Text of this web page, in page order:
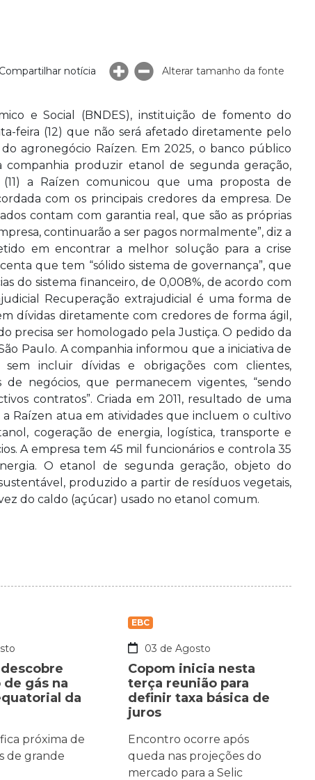
Compartilhar notícia Alterar tamanho da fonte
e Social (BNDES), instituição de fomento do
feira (12) que não será afetado diretamente pelo
agronegócio Raízen. Em 2025, o banco público
produzir etanol de segunda geração,
a Raízen comunicou que uma proposta de
com os principais credores da empresa. De
contam com garantia real, que são as próprias
continuarão a ser pagos normalmente”, diz a
em encontrar a melhor solução para a crise
que tem “sólido sistema de governança”, que
do sistema financeiro, de 0,008%, de acordo com
Recuperação extrajudicial é uma forma de
dívidas diretamente com credores de forma ágil,
precisa ser homologado pela Justiça. O pedido da
Paulo. A companhia informou que a iniciativa de
incluir dívidas e obrigações com clientes,
negócios, que permanecem vigentes, “sendo
contratos”. Criada em 2011, resultado de uma
Raízen atua em atividades que incluem o cultivo
cogeração de energia, logística, transporte e
A empresa tem 45 mil funcionários e controla 35
O etanol de segunda geração, objeto do
produzido a partir de resíduos vegetais,
do caldo (açúcar) usado no etanol comum.
gás na
da
próxima de
de grande
EBC
03 de Agosto
Copom inicia nesta
terça reunião para
definir taxa básica de
juros
Encontro ocorre após
queda nas projeções do
mercado para a Selic